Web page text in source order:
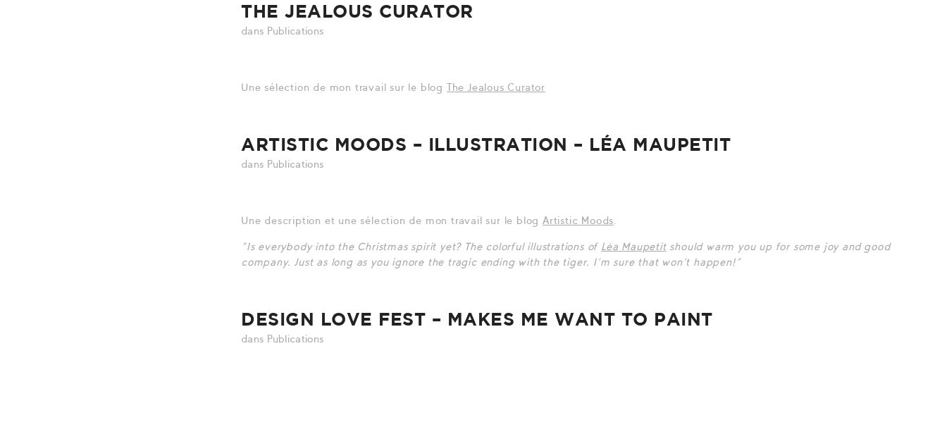
THE JEALOUS CURATOR
dans Publications
Une sélection de mon travail sur le blog The Jealous Curator
ARTISTIC MOODS – ILLUSTRATION – LÉA MAUPETIT
dans Publications
Une description et une sélection de mon travail sur le blog Artistic Moods.
“Is everybody into the Christmas spirit yet? The colorful illustrations of Léa Maupetitshould warm you up for some joy and good
company. Just as long as you ignore the tragic ending with the tiger. I’m sure that won’t happen!”
DESIGN LOVE FEST – MAKES ME WANT TO PAINT
dans Publications